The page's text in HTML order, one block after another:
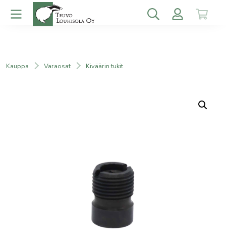
Kauppa Varaosat Kiväärin tukit